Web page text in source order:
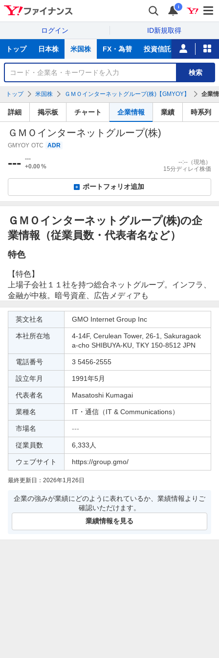
i
ログイン ID新規取得
サ
トップ 日本株 米国株 FX・為替 投資信託 ニュース
銘
検
索
検索
トップ 米国株 ＧＭＯインターネットグループ(株)【GMYOY】 企業
詳細 掲示板 チャート 企業情報 業績 時系列
ＧＭＯインターネットグループ(株)
GMYOY OTC ADR
--- ---
+0.00%
--:-- （現地）
15分ディレイ株価
ポートフォリオ追加
ＧＭＯインターネットグループ(株)の企
業情報（従業員数・代表者名など）
特色
【特色】
上場子会社１１社を持つ総合ネットグループ。インフラ、
金融が中核。暗号資産、広告メディアも
社
英文社名 GMO Internet Group Inc
本社所在地
4-14F, Cerulean Tower, 26-1, Sakuragaok
a-cho SHIBUYA-KU, TKY 150-8512 JPN
電話番号 3 5456-2555
設立年月 1991年5月
代表者名 Masatoshi Kumagai
業種名 IT・通信（IT & Communications）
市場名 ---
従業員数 6,333人
ウェブサイト https://group.gmo/
最終更新日： 2026年1月26日
企業の強みが業績にどのように表れているか、業績情報よりご
確認いただけます。
業績情報を見る